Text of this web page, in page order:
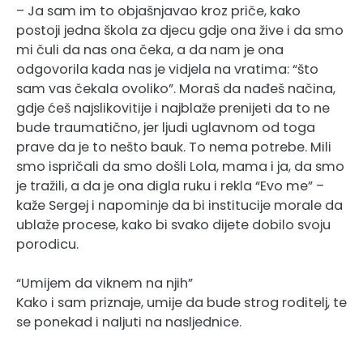
– Ja sam im to objašnjavao kroz priče, kako
postoji jedna škola za djecu gdje ona žive i da smo
mi čuli da nas ona čeka, a da nam je ona
odgovorila kada nas je vidjela na vratima: “što
sam vas čekala ovoliko”. Moraš da nađeš načina,
gdje ćeš najslikovitije i najblaže prenijeti da to ne
bude traumatično, jer ljudi uglavnom od toga
prave da je to nešto bauk. To nema potrebe. Mili
smo ispričali da smo došli Lola, mama i ja, da smo
je tražili, a da je ona digla ruku i rekla “Evo me” –
kaže Sergej i napominje da bi institucije morale da
ublaže procese, kako bi svako dijete dobilo svoju
porodicu.
“Umijem da viknem na njih”
Kako i sam priznaje, umije da bude strog roditelj, te
se ponekad i naljuti na nasljednice.